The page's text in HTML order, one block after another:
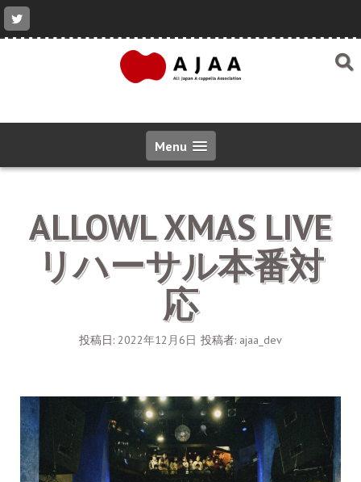
コ
テ
キ
Menu
ALLOWL XMAS LIVE
リハーサル本番対
応
投稿日: 2022年12月6日 投稿者: ajaa_dev